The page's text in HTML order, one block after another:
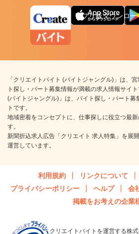
アプリ版ダウンロー
「クリエイトバイト (バイトジャングル)」は、
ト探し・パート募集情報が満載の求人情報サイ
(バイトジャングル)」は、バイト探し・パート募
トです。
地域密着をコンセプトに、仕事探しに役立つ最
す。
新聞折込求人広告「クリエイト 求人特集」を展
運営しています。
利用規約 リンクについて
プライバシーポリシー
ヘルプ 会
掲載をお考えの企業
クリエイトバイトを運営する株